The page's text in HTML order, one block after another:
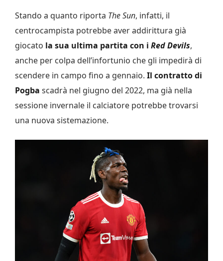
Stando a quanto riporta The Sun, infatti, il
centrocampista potrebbe aver addirittura già
giocato la sua ultima partita con i Red Devils,
anche per colpa dell’infortunio che gli impedirà di
scendere in campo fino a gennaio. Il contratto di
Pogba scadrà nel giugno del 2022, ma già nella
sessione invernale il calciatore potrebbe trovarsi
una nuova sistemazione.